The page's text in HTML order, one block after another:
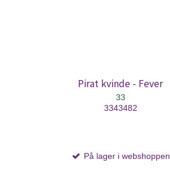
Pirat kvinde - Fever
33
3343482
På lager i webshoppen